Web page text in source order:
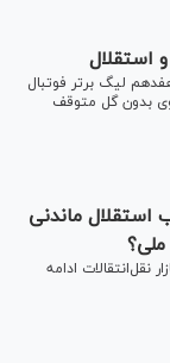
استقلال
(۳ بهمن ۱۴۰۴) در هفته هفدهم لیگ برتر فوتبال
بدون گل متوقف
استقلال ماندنی
نقل‌انتقالات ادامه